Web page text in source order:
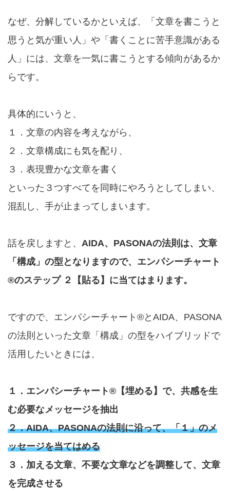
なぜ、分解しているかといえば、「文章を書こうと
思うと気が重い人」や「書くことに苦手意識がある
人」には、文章を一気に書こうとする傾向があるか
らです。
具体的にいうと、
１．文章の内容を考えながら、
２．文章構成にも気を配り、
３．表現豊かな文章を書く
といった３つすべてを同時にやろうとしてしまい、
混乱し、手が止まってしまいます。
話を戻しますと、 AIDA、PASONAの法則は、文章
「構成」の型となりますので、エンパシーチャート
®のステップ ２【貼る】に当てはまります。
ですので、エンパシーチャート®とAIDA、PASONA
の法則といった文章「構成」の型をハイブリッドで
活用したいときには、
１．エンパシーチャート®【埋める】で、共感を生
む必要なメッセージを抽出
２．AIDA、PASONAの法則に沿って、「１」のメ
ッセージを当てはめる
３．加える文章、不要な文章などを調整して、文章
を完成させる